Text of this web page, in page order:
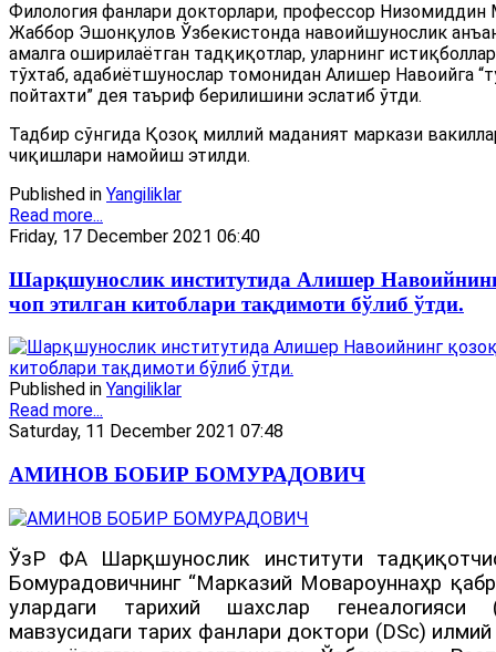
Филология фанлари докторлари, профессор
Жаббор Эшонқулов Ўзбекистонда навоийшунослик
амалга оширилаётган тадқиқотлар, уларнинг
тўхтаб, адабиётшунослар томонидан Алишер Навоийга
пойтахти” дея таъриф берилишини эслатиб ўтди.
Тадбир сўнгида Қозоқ миллий маданият маркази
чиқишлари намойиш этилди.
Published in Yangiliklar
Read more...
Friday, 17 December 2021 06:40
Шарқшунослик институтида Алишер
чоп этилган китоблари тақдимоти бўлиб ўтди.
Published in Yangiliklar
Read more...
Saturday, 11 December 2021 07:48
АМИНОВ БОБИР БОМУРАДОВИЧ
ЎзР ФА Шарқшунослик институти
Бомурадовичнинг “Марказий Мовароуннаҳр
улардаги тарихий шахслар генеалогияси
мавзусидаги тарих фанлари доктори (DSc)